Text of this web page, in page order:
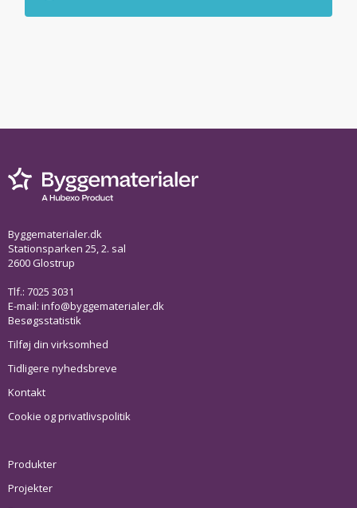
Byggematerialer.dk
Stationsparken 25, 2. sal
2600 Glostrup
Tlf.: 7025 3031
E-mail: info@byggematerialer.dk
Besøgsstatistik
Tilføj din virksomhed
Tidligere nyhedsbreve
Kontakt
Cookie og privatlivspolitik
Produkter
Projekter